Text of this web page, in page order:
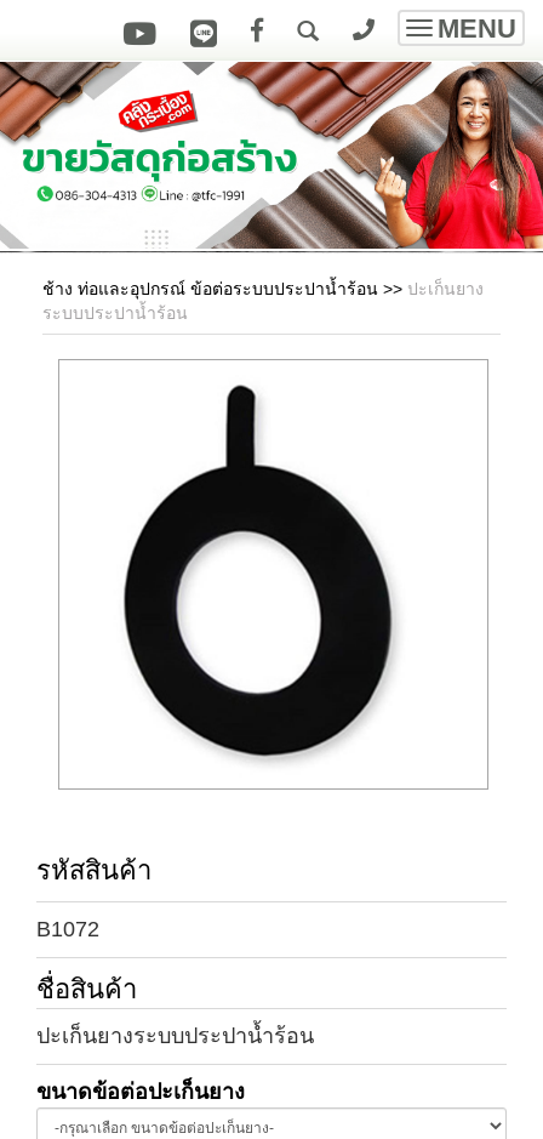
Toggle
MENU
ช้าง ท่อและอุปกรณ์ ข้อต่อระบบประปาน้ำร้อน>> ปะเก็นยาง
ระบบประปาน้ำร้อน
รหัสสินค้า
B1072
ชื่อสินค้า
ปะเก็นยางระบบประปาน้ำร้อน
ขนาดข้อต่อปะเก็นยาง